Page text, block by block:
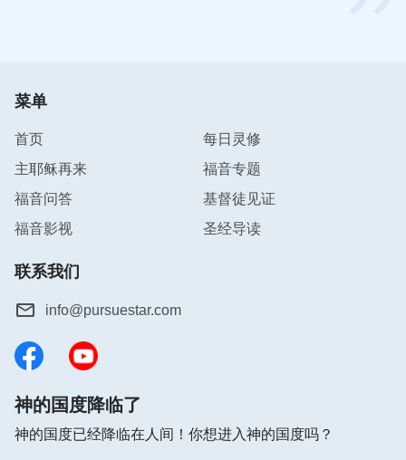
菜单
首页
每日灵修
主耶稣再来
福音专题
福音问答
基督徒见证
福音影视
圣经导读
联系我们
info@pursuestar.com
神的国度降临了
神的国度已经降临在人间！你想进入神的国度吗？